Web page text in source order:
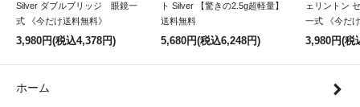
Silver ダブルブリッジ 眼鏡一
式 《今だけ送料無料》
3,980円(税込4,378円)
ト Silver 【驚きの2.5g超軽量】
送料無料
5,680円(税込6,248円)
ェリントン
一式 《今だ
3,980円(税
ホーム